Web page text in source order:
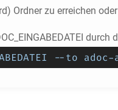
Ordner zu erreichen
--to